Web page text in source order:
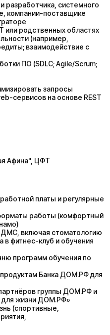
системного
компании-поставщике
или родственных областях
(например,
взаимодействие с
ПО (SDLC; Agile/Scrum;
запросы
сервисов на основе REST
Афина", ЦФТ
платы и регулярные
работы (комфортный
включая стоматологию
фитнес-клуб и обучения
программ обучения по
Банка ДОМ.РФ для
группы ДОМ.РФ и
для жизни ДОМ.РФ»
(спортивные,